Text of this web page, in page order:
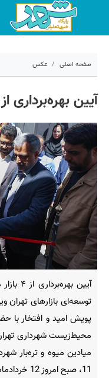
صفحه اصلی عکس
81497
آیین بهره‌برداری از ۴ بازار میوه و تره‌بار
توسعه‌ای بازارهای تهران
پویش امید و افتخار با
محیط‌زیست شهرداری
میادین میوه و تره‌بار
11، صبح امروز 12 خردادماه برگزار شد.